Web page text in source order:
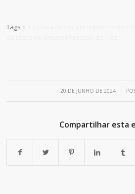
Tags：
20 DE JUNHO DE 2024
/
Compartilhar esta